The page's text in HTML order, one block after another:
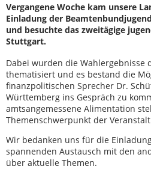
Vergangene Woche kam unsere
Einladung der
und besuchte das zweitägige
Stuttgart.
Dabei wurden die Wahlergebnisse
thematisiert und es bestand die
finanzpolitischen Sprecher Dr.
Württemberg ins Gespräch zu
amtsangemessene Alimentation
Themenschwerpunkt der
Wir bedanken uns für die
spannenden Austausch mit den
über aktuelle Themen.